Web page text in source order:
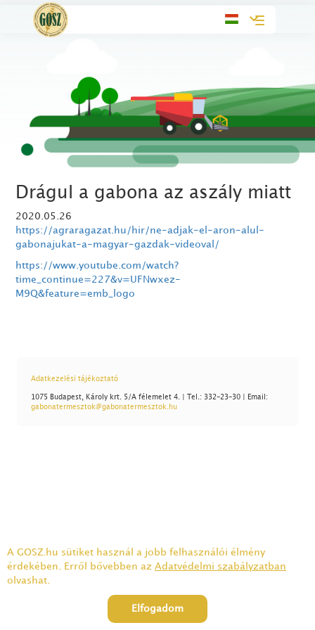
Toggle
Drágul a gabona az aszály miatt
2020.05.26
https://agraragazat.hu/hir/ne-adjak-el-aron-alul-
gabonajukat-a-magyar-gazdak-videoval/
https://www.youtube.com/watch?
time_continue=227&v=UFNwxez-
M9Q&feature=emb_logo
Adatkezelési tájékoztató
1075 Budapest, Károly krt. 5/A félemelet 4. | Tel.: 332-23-30 | Email:
gabonatermesztok@gabonatermesztok.hu
A GOSZ.hu sütiket használ a jobb felhasználói élmény
érdekében. Erről bővebben az Adatvédelmi szabályzatban
olvashat.
Elfogadom